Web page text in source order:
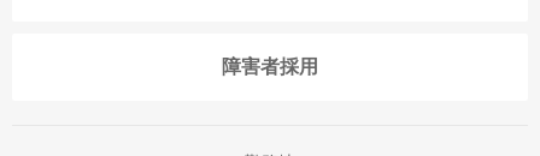
障害者採用